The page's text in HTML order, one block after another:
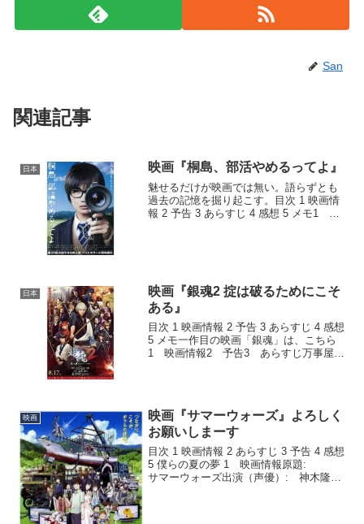
San
関連記事
日本 映画『桐島、部活やめるってよ』
魅せるだけが映画では無い。語らずとも
過去の記憶を掘り起こす。目次 1 映画情
報 2 予告 3 あらすじ 4 感想 5 メモ1 映
日本
映画『銀魂2 掟は破るためにこそ
ある』
目次 1 映画情報 2 予告 3 あらすじ 4 感想
5 メモ一作目の映画「銀魂」は、こちら
1 映画情報2 予告3 あらすじ万事屋銀
映画
映画『サマーウォーズ』よろしく
お願いしまーす
目次 1 映画情報 2 あらすじ 3 予告 4 感想
5 僕らの夏の夢 1 映画情報原題:
サマーウォーズ出演（声優）: 神木隆之